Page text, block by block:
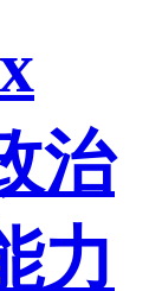
治
力